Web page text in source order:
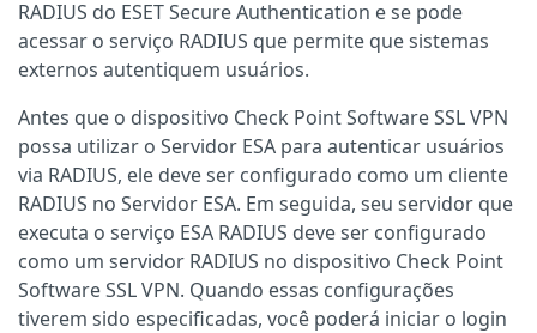
RADIUS do ESET Secure Authentication e se pode
acessar o serviço RADIUS que permite que sistemas
externos autentiquem usuários.
Antes que o dispositivo Check Point Software SSL VPN
possa utilizar o Servidor ESA para autenticar usuários
via RADIUS, ele deve ser configurado como um cliente
RADIUS no Servidor ESA. Em seguida, seu servidor que
executa o serviço ESA RADIUS deve ser configurado
como um servidor RADIUS no dispositivo Check Point
Software SSL VPN. Quando essas configurações
tiverem sido especificadas, você poderá iniciar o login